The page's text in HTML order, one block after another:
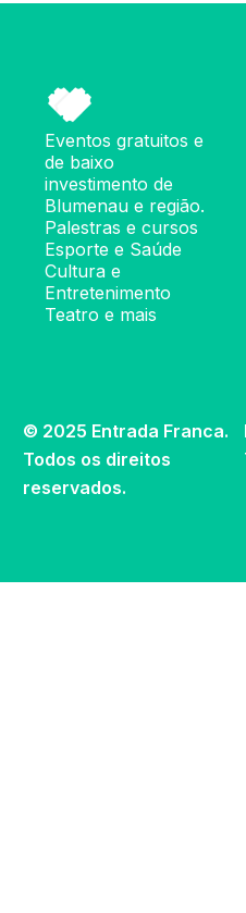
Eventos gratuitos e
de baixo
investimento de
Blumenau e região.
Palestras e cursos
Esporte e Saúde
Cultura e
Entretenimento
Teatro e mais
© 2025 Entrada Franca.
Todos os direitos
reservados.